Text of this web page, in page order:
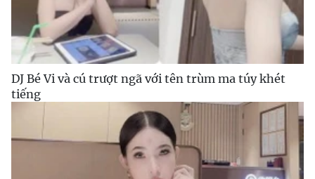
DJ Bé Vi và cú trượt ngã với tên trùm ma túy khét
tiếng